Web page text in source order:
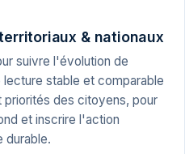
& nationaux
suivre l'évolution de
stable et comparable
des citoyens, pour
et inscrire l'action
durable.